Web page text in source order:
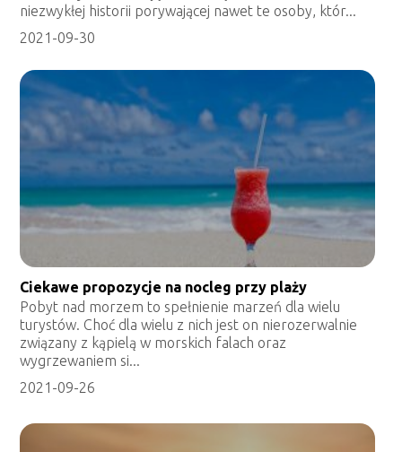
niezwykłej historii porywającej nawet te osoby, któr...
2021-09-30
Ciekawe propozycje na nocleg przy plaży
Pobyt nad morzem to spełnienie marzeń dla wielu
turystów. Choć dla wielu z nich jest on nierozerwalnie
związany z kąpielą w morskich falach oraz
wygrzewaniem si...
2021-09-26